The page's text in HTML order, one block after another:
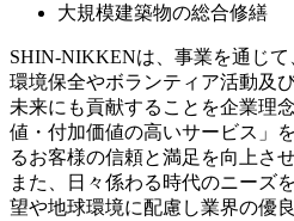
大規模建築物の総合修繕
SHIN-NIKKENは、事業を通じて
環境保全やボランティア活動及
未来にも貢献することを企業理
値・付加価値の高いサービス」
るお客様の信頼と満足を向上さ
また、日々係わる時代のニーズ
望や地球環境に配慮し業界の優